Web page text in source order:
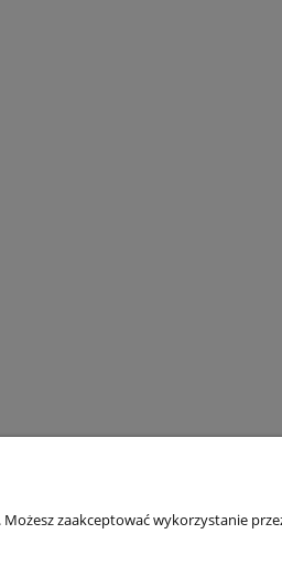
O nas
zaakceptować wykorzystanie